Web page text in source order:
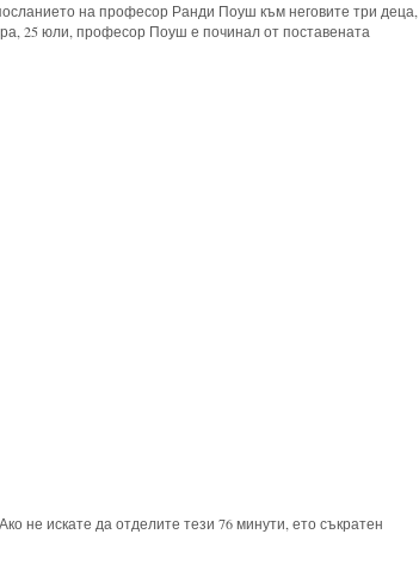
посланието на професор Ранди Поуш към неговите три деца,
25 юли, професор Поуш е починал от поставената
не искате да отделите тези 76 минути, ето съкратен